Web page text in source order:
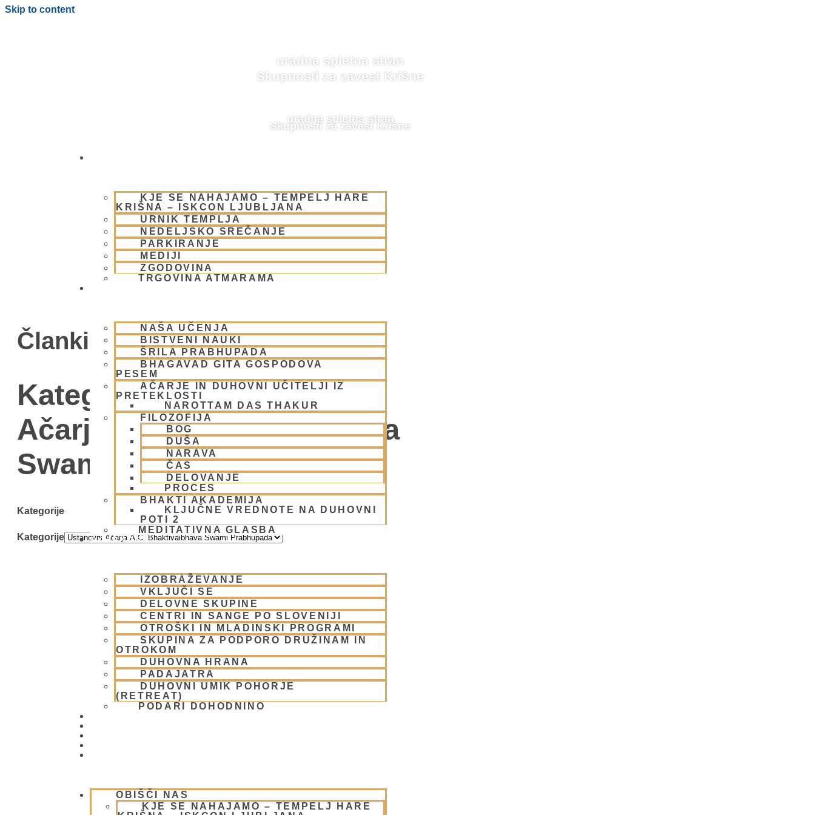
Skip to content
uradna spletna stran
Skupnosti za zavest Krišne
uradna spletna stran
Skupnosti za zavest Krišne
KJE SE NAHAJAMO – TEMPELJ HARE
KRIŠNA – ISKCON LJUBLJANA
URNIK TEMPLJA
NEDELJSKO SREČANJE
PARKIRANJE
MEDIJI
ZGODOVINA
TRGOVINA ATMARAMA
NAŠA UČENJA
BISTVENI NAUKI
ŠRILA PRABHUPADA
BHAGAVAD GITA GOSPODOVA
PESEM
AČARJE IN DUHOVNI UČITELJI IZ
PRETEKLOSTI
NAROTTAM DAS THAKUR
FILOZOFIJA
BOG
DUŠA
NARAVA
ČAS
DELOVANJE
PROCES
BHAKTI AKADEMIJA
KLJUČNE VREDNOTE NA DUHOVNI
POTI 2
MEDITATIVNA GLASBA
SKUPNOST
IZOBRAŽEVANJE
VKLJUČI SE
DELOVNE SKUPINE
CENTRI IN SANGE PO SLOVENIJI
OTROŠKI IN MLADINSKI PROGRAMI
SKUPINA ZA PODPORO DRUŽINAM IN
OTROKOM
DUHOVNA HRANA
PADAJATRA
DUHOVNI UMIK POHORJE
(RETREAT)
PODARI DOHODNINO
OBIŠČI NAS
KJE SE NAHAJAMO – TEMPELJ HARE
Članki
Kategorija: Ustanovni
Ačarja A.C. Bhaktivaibhava
Swami Prabhupada
Kategorije
Kategorije